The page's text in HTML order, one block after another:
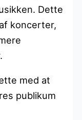
Dette
koncerter,
med at
publikum